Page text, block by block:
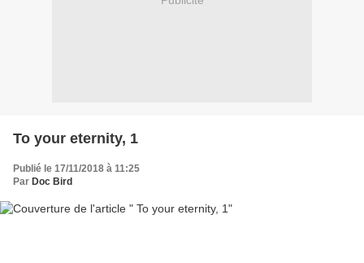
To your eternity, 1
Publié le 17/11/2018 à 11:25
Par Doc Bird